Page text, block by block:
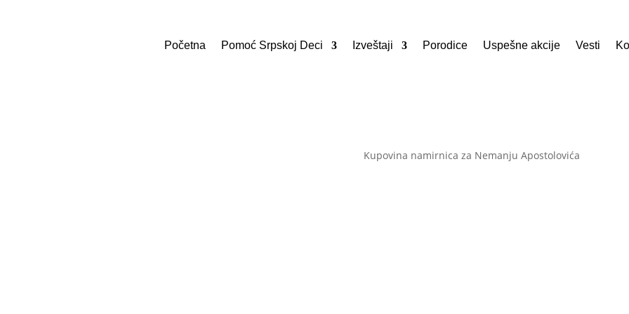
Početna Pomoć Srpskoj Deci Izveštaji Porodice Uspešne akcije Vesti
Kupovina namirnica za Nemanju Apostolovića